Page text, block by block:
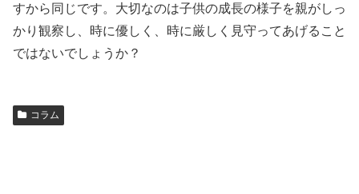
すから同じです。大切なのは子供の成長の様子を親がしっ
かり観察し、時に優しく、時に厳しく見守ってあげること
ではないでしょうか？
コラム